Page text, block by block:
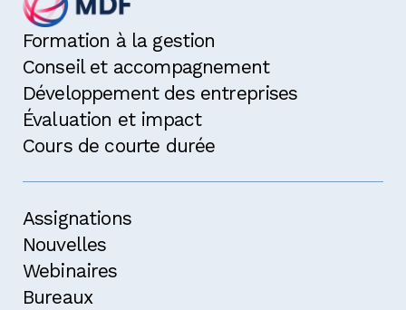
Formation à la gestion
Conseil et accompagnement
Développement des entreprises
Évaluation et impact
Cours de courte durée
Assignations
Nouvelles
Webinaires
Bureaux